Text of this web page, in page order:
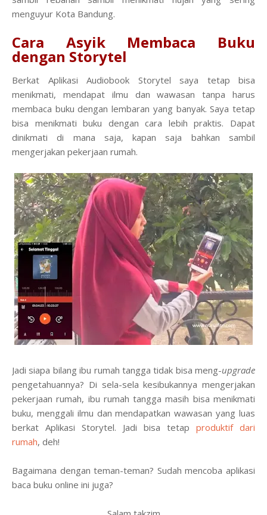
menguyur Kota Bandung.
Cara Asyik Membaca Buku
dengan Storytel
Berkat Aplikasi Audiobook Storytel saya tetap bisa
menikmati, mendapat ilmu dan wawasan tanpa harus
membaca buku dengan lembaran yang banyak. Saya tetap
bisa menikmati buku dengan cara lebih praktis. Dapat
dinikmati di mana saja, kapan saja bahkan sambil
mengerjakan pekerjaan rumah.
Jadi siapa bilang ibu rumah tangga tidak bisa meng-upgrade
pengetahuannya? Di sela-sela kesibukannya mengerjakan
pekerjaan rumah, ibu rumah tangga masih bisa menikmati
buku, menggali ilmu dan mendapatkan wawasan yang luas
berkat Aplikasi Storytel. Jadi bisa tetap produktif dari
rumah, deh!
Bagaimana dengan teman-teman? Sudah mencoba aplikasi
baca buku online ini juga?